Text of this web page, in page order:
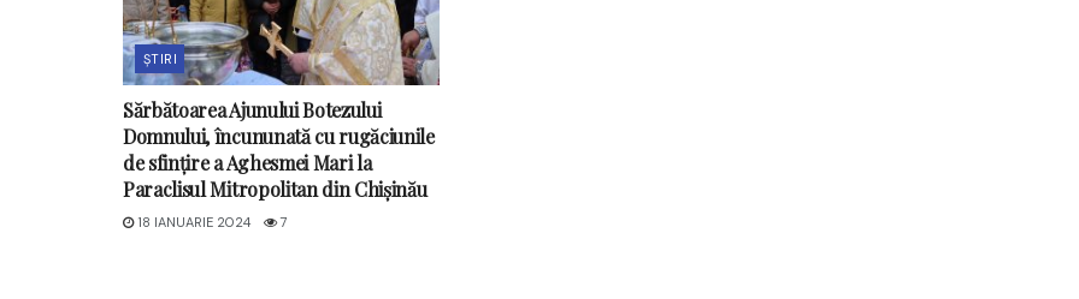
ȘTIRI
Sărbătoarea Ajunului Botezului
Domnului, încununată cu rugăciunile
de sfințire a Aghesmei Mari la
Paraclisul Mitropolitan din Chișinău
18 IANUARIE 2024 7